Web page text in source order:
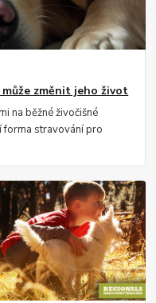
změnit jeho život
na běžné živočišné
forma stravování pro